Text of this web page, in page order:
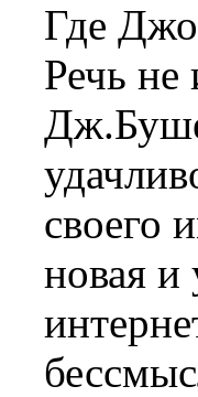
Где
Речь не
своего
новая и